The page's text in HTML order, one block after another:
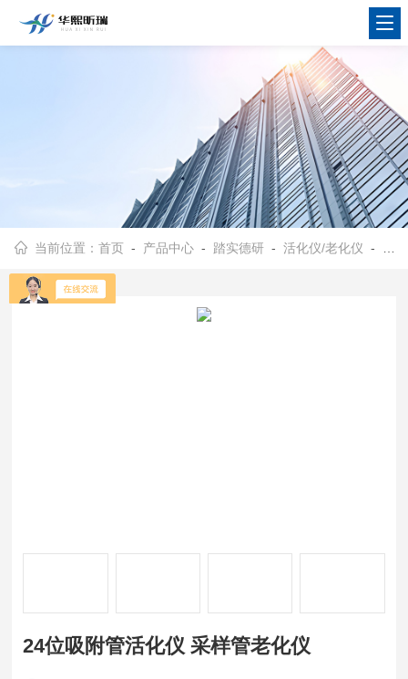
当前位置：首页 - 产品中心 - 踏实德研 -活化仪/老化仪 - BTH-24型24位吸附管活化仪 采样管老化仪
24位吸附管活化仪 采样管老化仪